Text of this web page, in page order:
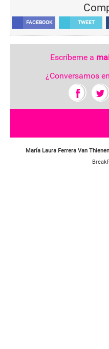
FACEBOOK TWEET
Escríbeme a
¿Conversamos
María Laura Ferrera Van